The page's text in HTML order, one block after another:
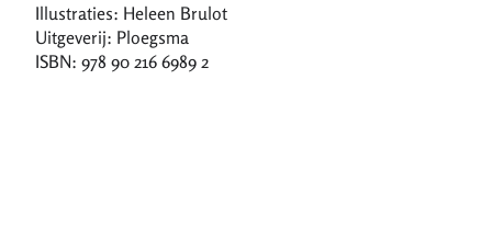
Illustraties: Heleen Brulot
Uitgeverij: Ploegsma
ISBN: 978 90 216 6989 2